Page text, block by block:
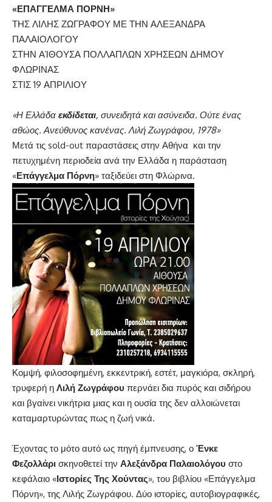
«ΕΠΑΓΓΕΛΜΑ ΠΟΡΝΗ»
ΤΗΣ ΛΙΛΗΣ ΖΩΓΡΑΦΟΥ ΜΕ ΤΗΝ ΑΛΕΞΑΝΔΡΑ
ΠΑΛΑΙΟΛΟΓΟΥ
ΣΤΗΝ ΑΊΘΟΥΣΑ ΠΟΛΛΑΠΛΩΝ ΧΡΗΣΕΩΝ ΔΗΜΟΥ
ΦΛΩΡΙΝΑΣ
ΣΤΙΣ 19 ΑΠΡΙΛΙΟΥ
«Η Ελλάδα εκδίδεται, συνειδητά και ασύνειδα. Ούτε ένας
αθώος. Ανεύθυνος κανένας. Λιλή Ζωγράφου, 1978»
Μετά τις sold-out παραστάσεις στην Αθήνα και την
πετυχημένη περιοδεία ανά την Ελλάδα η παράσταση
«Επάγγελμα Πόρνη» ταξιδεύει στη Φλώρινα.
Κομψή, φιλοσοφημένη, εκκεντρική, εστέτ, μαγκιόρα, σκληρή,
τρυφερή η Λιλή Ζωγράφου περνάει δια πυρός και σιδήρου
και βγαίνει νικήτρια μιας και η ουσία της δεν αλλοιώνεται
καταμαρτυρώντας πως η ζωή νικά.
Έχοντας το μότο αυτό ως πηγή έμπνευσης, ο Ένκε
Φεζολλάρι σκηνοθετεί την Αλεξάνδρα Παλαιολόγου στο
κεφάλαιο «Ιστορίες Της Χούντας», του βιβλίου «Επάγγελμα
Πόρνη», της Λιλής Ζωγράφου. Δύο ιστορίες, αυτοβιογραφικές,